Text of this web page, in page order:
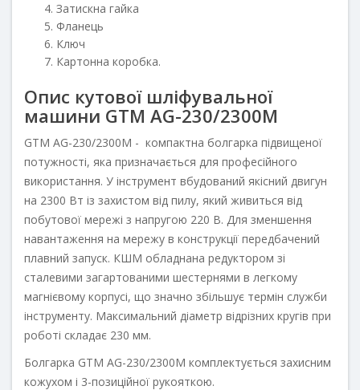
Затискна гайка
Фланець
Ключ
Картонна коробка.
Опис кутової шліфувальної
машини GTM AG-230/2300M
GTM AG-230/2300M - компактна болгарка підвищеної
потужності, яка призначається для професійного
використання. У інструмент вбудований якісний двигун
на 2300 Вт із захистом від пилу, який живиться від
побутової мережі з напругою 220 В. Для зменшення
навантаження на мережу в конструкції передбачений
плавний запуск. КШМ обладнана редуктором зі
сталевими загартованими шестернями в легкому
магнієвому корпусі, що значно збільшує термін служби
інструменту. Максимальний діаметр відрізних кругів при
роботі складає 230 мм.
Болгарка GTM AG-230/2300M комплектується захисним
кожухом і 3-позиційної рукояткою.